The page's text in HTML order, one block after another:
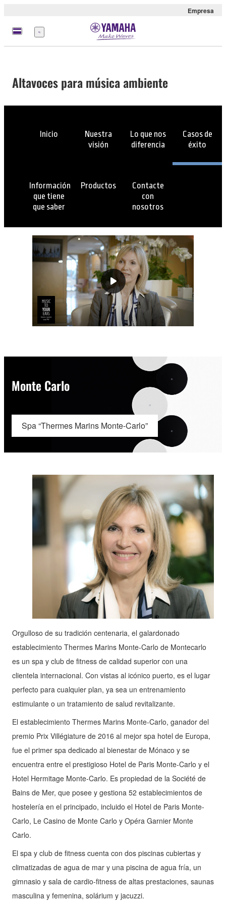
Empresa
Menú
Altavoces para música ambiente
Inicio
Nuestra
visión
Lo que nos
diferencia
Casos de
éxito
Información
que tiene
que saber
Productos
Contacte
con
nosotros
Monte Carlo
Spa “Thermes Marins Monte-Carlo”
Orgulloso de su tradición centenaria, el galardonado
establecimiento Thermes Marins Monte-Carlo de Montecarlo
es un spa y club de fitness de calidad superior con una
clientela internacional. Con vistas al icónico puerto, es el lugar
perfecto para cualquier plan, ya sea un entrenamiento
estimulante o un tratamiento de salud revitalizante.
El establecimiento Thermes Marins Monte-Carlo, ganador del
premio Prix Villégiature de 2016 al mejor spa hotel de Europa,
fue el primer spa dedicado al bienestar de Mónaco y se
encuentra entre el prestigioso Hotel de Paris Monte-Carlo y el
Hotel Hermitage Monte-Carlo. Es propiedad de la Société de
Bains de Mer, que posee y gestiona 52 establecimientos de
hostelería en el principado, incluido el Hotel de Paris Monte-
Carlo, Le Casino de Monte Carlo y Opéra Garnier Monte
Carlo.
El spa y club de fitness cuenta con dos piscinas cubiertas y
climatizadas de agua de mar y una piscina de agua fría, un
gimnasio y sala de cardio-fitness de altas prestaciones, saunas
masculina y femenina, solárium y jacuzzi.